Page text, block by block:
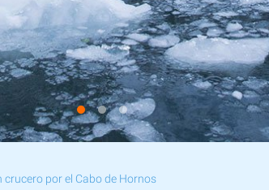
por el Cabo de Hornos